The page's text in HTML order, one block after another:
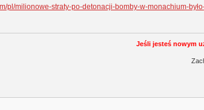
pl/milionowe-straty-po-detonacji-bomby-w-monachium-
Jeśli jesteś nowym